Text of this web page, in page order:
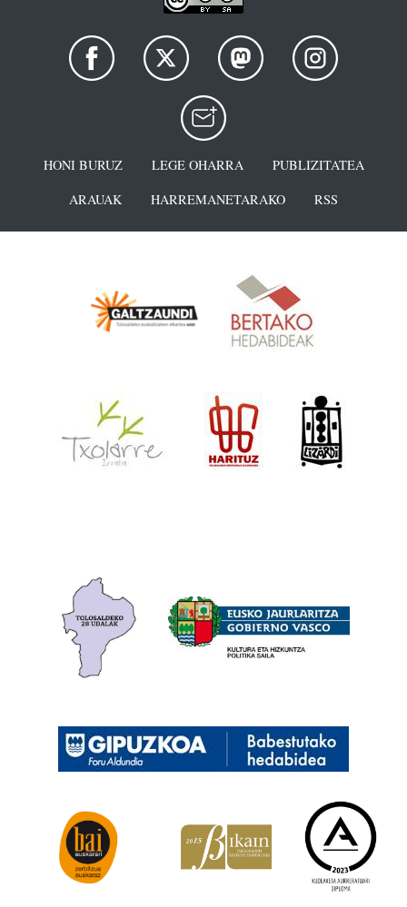
HONI BURUZ LEGE OHARRA
PUBLIZITATEA
ARAUAK
HARREMANETARAKO RSS